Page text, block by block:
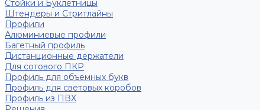
Стойки и Буклетницы
Штендеры и Стритлайны
Профили
Алюминиевые профили
Багетный профиль
Дистанционные держатели
Для сотового ПКР
Профиль для объемных букв
Профиль для световых коробов
Профиль из ПВХ